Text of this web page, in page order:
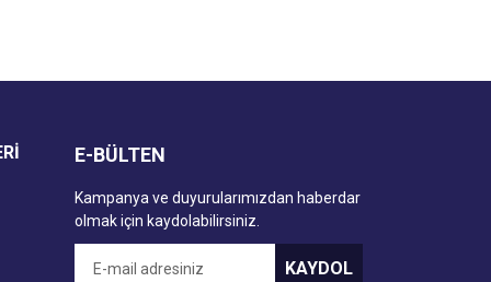
E-BÜLTEN
Kampanya ve duyurularımızdan haberdar
olmak için kaydolabilirsiniz.
KAYDOL